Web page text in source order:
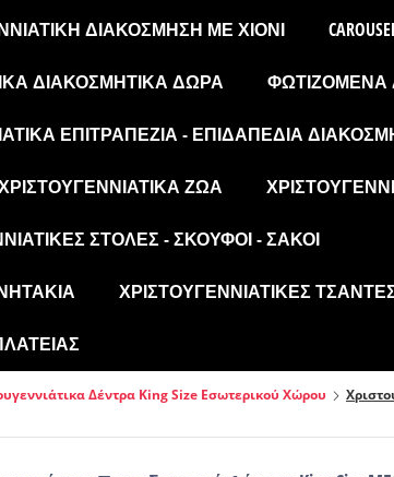
ΔΙΑΚΌΣΜΗΣΗ ΜΕ ΧΙΌΝΙ
ΔΙΑΚΟΣΜΗΤΙΚΆ ΔΏΡΑ ΦΩΤΙΖΌΜΕΝΑ
ΕΠΙΤΡΑΠΈΖΙΑ - ΕΠΙΔΑΠΈΔΙΑ
ΖΏΑ
ΣΤΟΛΈΣ - ΣΚΟΎΦΟΙ - ΣΆΚΟΙ
ΧΡΙΣΤΟΥΓΕΝΝΙΆΤΙΚΕΣ
Δέντρα King Size Εσωτερικού Χώρου